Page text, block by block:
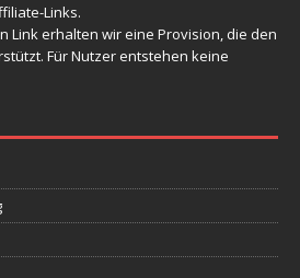
Links.
Link erhalten wir eine Provision, die den
Für Nutzer entstehen keine